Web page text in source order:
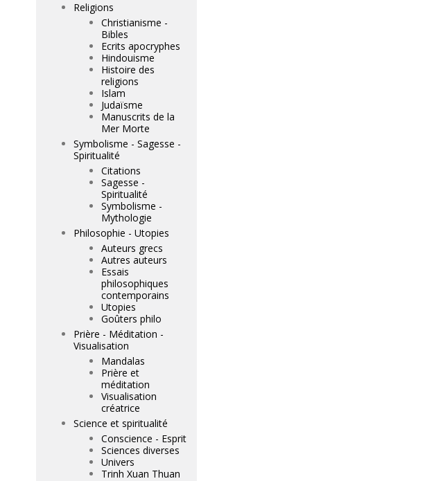
Religions
Christianisme -
Bibles
Ecrits apocryphes
Hindouisme
Histoire des
religions
Islam
Judaïsme
Manuscrits de la
Mer Morte
Symbolisme - Sagesse -
Spiritualité
Citations
Sagesse -
Spiritualité
Symbolisme -
Mythologie
Philosophie - Utopies
Auteurs grecs
Autres auteurs
Essais
philosophiques
contemporains
Utopies
Goûters philo
Prière - Méditation -
Visualisation
Mandalas
Prière et
méditation
Visualisation
créatrice
Science et spiritualité
Conscience - Esprit
Sciences diverses
Univers
Trinh Xuan Thuan